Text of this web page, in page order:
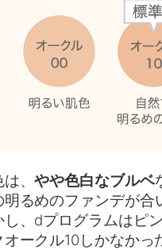
は、やや色白なブルベ
明るめのファンデが合
し、dプログラムはピ
ークル10しかなかっ